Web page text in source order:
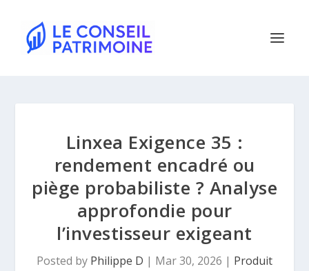
Linxea Exigence 35 :
rendement encadré ou
piège probabiliste ? Analyse
approfondie pour
l’investisseur exigeant
Posted by Philippe D | Mar 30, 2026 | Produit